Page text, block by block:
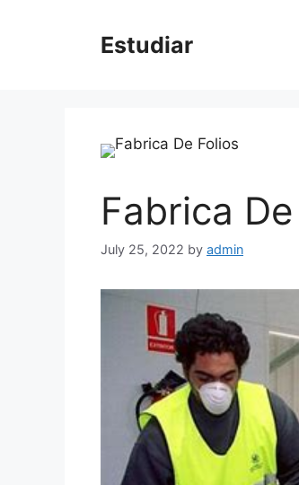
Estudiar
Fabrica
July 25, 2022 by admin